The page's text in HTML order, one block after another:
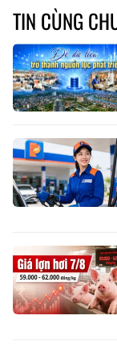
TIN CÙNG